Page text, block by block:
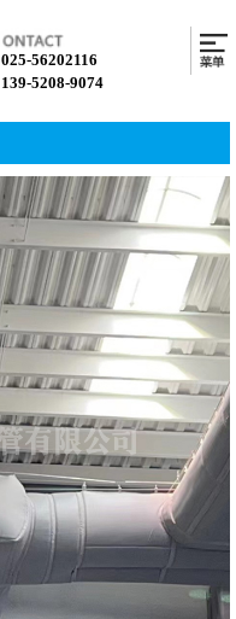
025-56202116
139-5208-9074